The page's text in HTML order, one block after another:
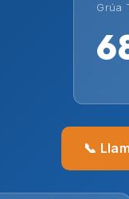
Grúa
📞